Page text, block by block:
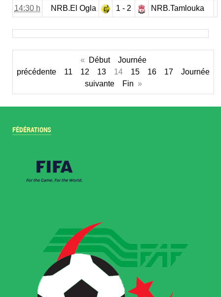
14:30 h NRB.El Ogla 1 - 2 NRB.Tamlouka
« Début
Journée
précédente
11 12 13 14 15 16 17
Journée
suivante
Fin »
FÉDÉRATIONS